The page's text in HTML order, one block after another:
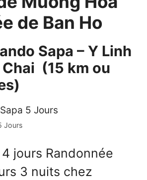
de Ban Ho
Sapa – Y Linh
Chai (15 km ou
Jours
jours Randonnée
3 nuits chez